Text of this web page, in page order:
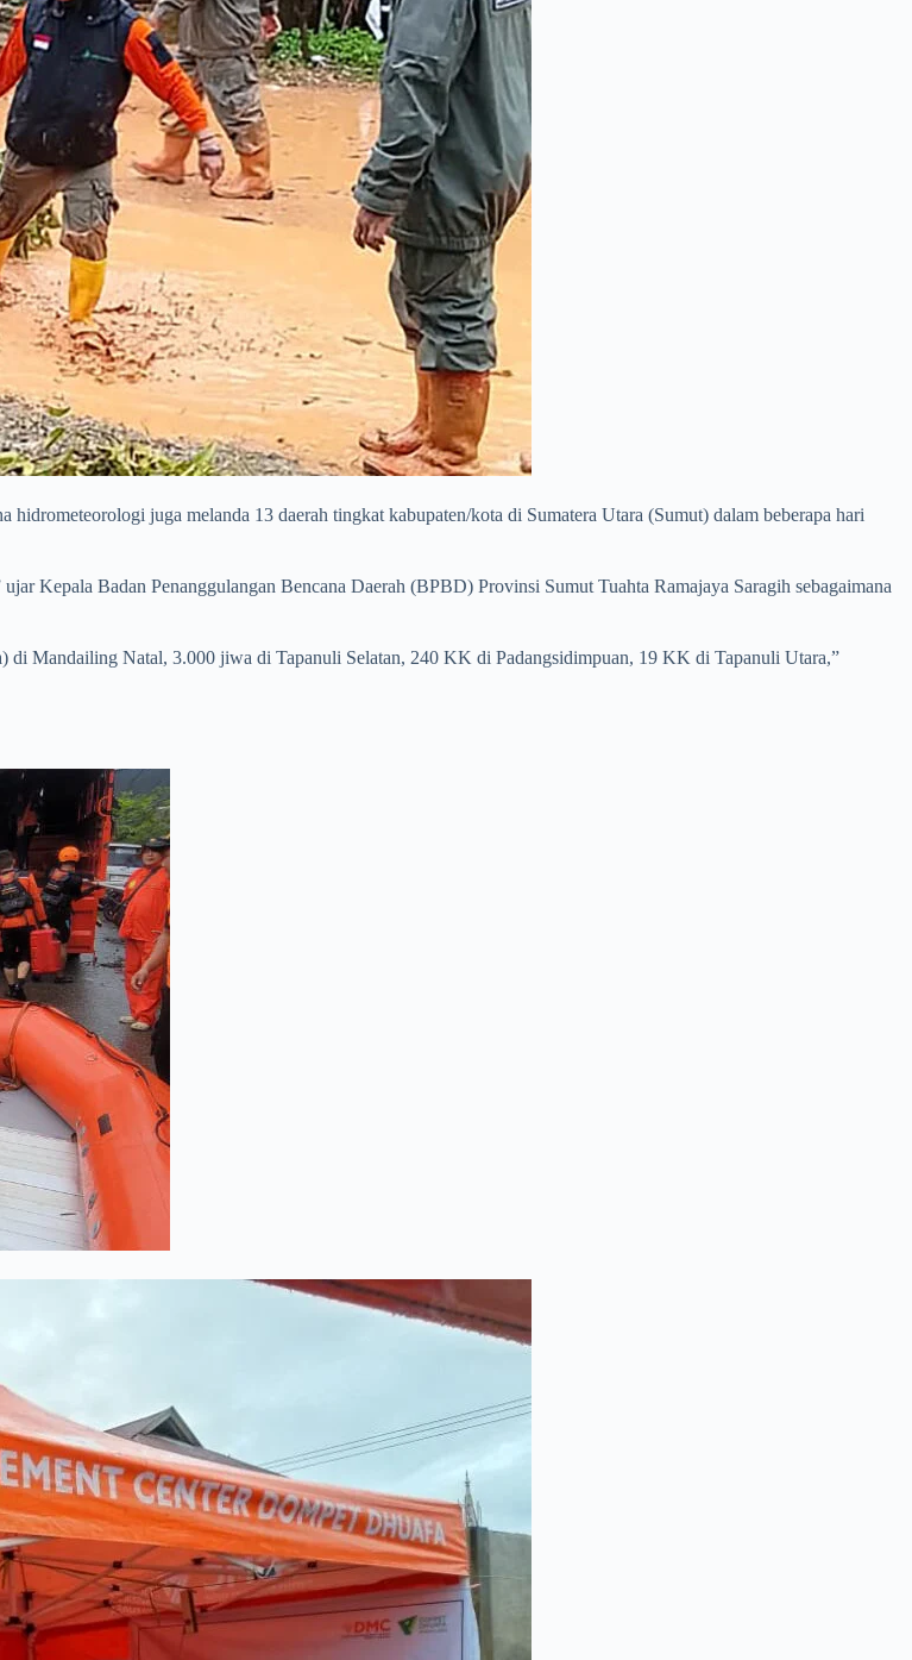
juga melanda 13 daerah tingkat kabupaten/kota di Sumatera Utara (Sumut) dalam beberapa hari
Kepala Badan Penanggulangan Bencana Daerah (BPBD) Provinsi Sumut Tuahta Ramajaya Saragih sebagaimana
Mandailing Natal, 3.000 jiwa di Tapanuli Selatan, 240 KK di Padangsidimpuan, 19 KK di Tapanuli Utara,”